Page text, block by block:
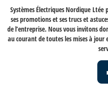
Systèmes Électriques Nordique Ltée
ses promotions et ses trucs et
de l’entreprise. Nous vous invitons
au courant de toutes les mises à